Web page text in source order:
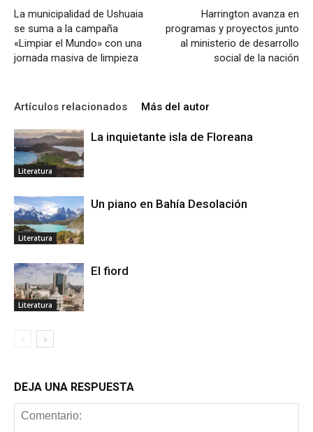
La municipalidad de Ushuaia
se suma a la campaña
«Limpiar el Mundo» con una
jornada masiva de limpieza
Harrington avanza en
programas y proyectos junto
al ministerio de desarrollo
social de la nación
Artículos relacionados Más del autor
Literatura
La inquietante isla de Floreana
Literatura
Un piano en Bahía Desolación
Literatura
El fiord
DEJA UNA RESPUESTA